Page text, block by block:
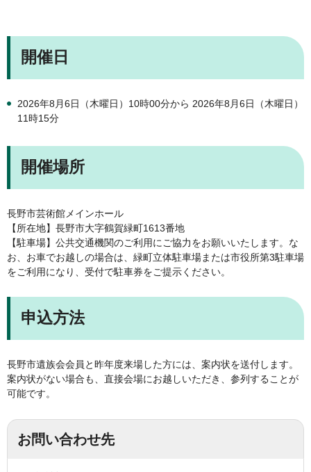
開催日
2026年8月6日（木曜日）10時00分から 2026年8月6日（木曜日）
11時15分
開催場所
長野市芸術館メインホール
【所在地】長野市大字鶴賀緑町1613番地
【駐車場】公共交通機関のご利用にご協力をお願いいたします。な
お、お車でお越しの場合は、緑町立体駐車場または市役所第3駐車場
をご利用になり、受付で駐車券をご提示ください。
申込方法
長野市遺族会会員と昨年度来場した方には、案内状を送付します。
案内状がない場合も、直接会場にお越しいただき、参列することが
可能です。
お問い合わせ先